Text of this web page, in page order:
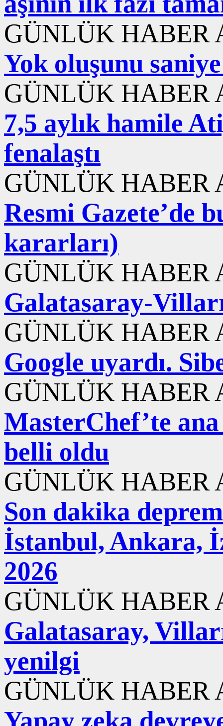
GÜNLÜK HABER
Yok oluşunu
GÜNLÜK HABER
7,5 aylık hamile
fenalaştı
GÜNLÜK HABER
Resmi Gazete’de
kararları)
GÜNLÜK HABER
Galatasaray-
GÜNLÜK HABER
Google uyardı.
GÜNLÜK HABER
MasterChef’te
belli oldu
GÜNLÜK HABER
Son dakika
İstanbul, Ankara,
2026
GÜNLÜK HABER
Galatasaray,
yenilgi
GÜNLÜK HABER